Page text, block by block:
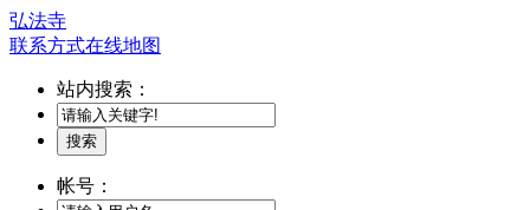
弘法寺
联系方式在线地图
站内搜索：
搜索
帐号：